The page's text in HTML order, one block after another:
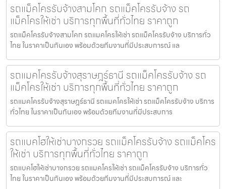
รถแม็คโครรับจ้างสามโคก รถแม็คโครรับจ้าง รถ
แม็คโครให้เช่า บริการทุกพื้นที่ทั่วไทย ราคาถูก
รถแม็คโครรับจ้างสามโคก รถแมคโครให้เช่า รถแม็คโครรับจ้าง บริการทั่ว
ไทย ในราคาเป็นกันเอง พร้อมด้วยทีมงานที่มีประสบการณ์ แล
รถแมคโครรับจ้างสุราษฎร์ธานี รถแม็คโครรับจ้าง รถ
แม็คโครให้เช่า บริการทุกพื้นที่ทั่วไทย ราคาถูก
รถแมคโครรับจ้างสุราษฎร์ธานี รถแมคโครให้เช่า รถแม็คโครรับจ้าง บริการ
ทั่วไทย ในราคาเป็นกันเอง พร้อมด้วยทีมงานที่มีประสบการ
รถแบคโฮให้เช่าบางกรวย รถแม็คโครรับจ้าง รถแม็คโคร
ให้เช่า บริการทุกพื้นที่ทั่วไทย ราคาถูก
รถแบคโฮให้เช่าบางกรวย รถแมคโครให้เช่า รถแม็คโครรับจ้าง บริการทั่ว
ไทย ในราคาเป็นกันเอง พร้อมด้วยทีมงานที่มีประสบการณ์ และ